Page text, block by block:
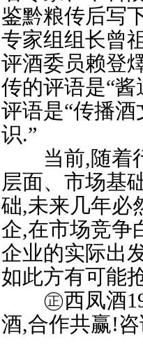
鉴黔粮传后写
专家组组长曾
评酒委员赖登
传的评语是“
评语是“传播
识.”
当前,随着行
层面、市场基
础,未来几年必
企,在市场竞争
企业的实际出
如此方有可能
㊣西凤酒
酒,合作共赢!咨